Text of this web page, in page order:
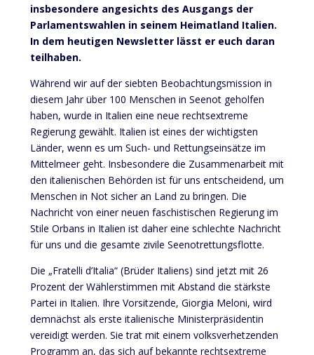
insbesondere angesichts des Ausgangs der
Parlamentswahlen in seinem Heimatland Italien.
In dem heutigen Newsletter lässt er euch daran
teilhaben.
Während wir auf der siebten Beobachtungsmission in
diesem Jahr über 100 Menschen in Seenot geholfen
haben, wurde in Italien eine neue rechtsextreme
Regierung gewählt. Italien ist eines der wichtigsten
Länder, wenn es um Such- und Rettungseinsätze im
Mittelmeer geht. Insbesondere die Zusammenarbeit mit
den italienischen Behörden ist für uns entscheidend, um
Menschen in Not sicher an Land zu bringen. Die
Nachricht von einer neuen faschistischen Regierung im
Stile Orbans in Italien ist daher eine schlechte Nachricht
für uns und die gesamte zivile Seenotrettungsflotte.
Die „Fratelli d’Italia“ (Brüder Italiens) sind jetzt mit 26
Prozent der Wählerstimmen mit Abstand die stärkste
Partei in Italien. Ihre Vorsitzende, Giorgia Meloni, wird
demnächst als erste italienische Ministerpräsidentin
vereidigt werden. Sie trat mit einem volksverhetzenden
Programm an, das sich auf bekannte rechtsextreme